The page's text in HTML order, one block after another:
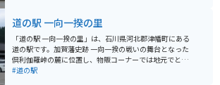
スポットも充実しています。道の駅 めぐみ白山は、自然
と文化に触れながら、ゆったりと過ごせる場所です。
バイクで訪れる場合、道の駅には広い駐車場が完備され
ているので安心です。周辺には、九谷焼の里として知ら
れる「九谷陶芸村」や、自然豊かな「手取峡谷」など、
観光スポットも点在しています。ツーリングの休憩場所
としても最適です。
道の駅 一向一揆の里
「道の駅 一向一揆の里」は、石川県河北郡津幡町にある
道の駅です。加賀藩史跡 一向一揆の戦いの舞台となった
倶利伽羅峠の麓に位置し、物販コーナーでは地元でとれ
た新鮮な野菜や特産品を販売しています。 レストランで
#道の駅